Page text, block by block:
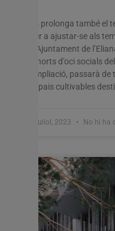
Es prolonga també el
per a ajustar-se als
L’Ajuntament de
d’horts d’oci socials
ampliació, passarà
espais cultivables
6 juliol, 2023 No hi ha